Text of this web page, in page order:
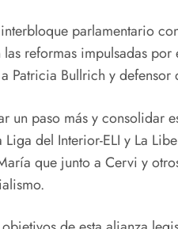
parlamentario
reformas impulsadas
Patricia Bullrich y
un paso más y consolidar
del Interior-ELI y La
que junto a Cervi y